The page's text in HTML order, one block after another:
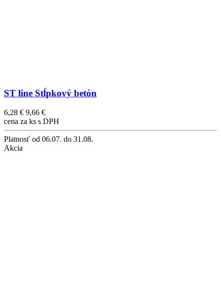
ST line Stĺpkový betón
6,28 € 9,66 €
cena za ks s DPH
Platnosť od 06.07. do 31.08.
Akcia